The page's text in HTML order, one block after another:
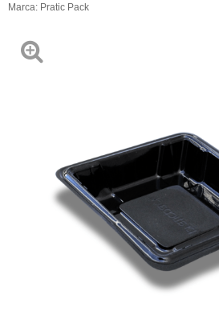
Marca: Pratic Pack